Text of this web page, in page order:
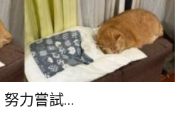
力嘗試...